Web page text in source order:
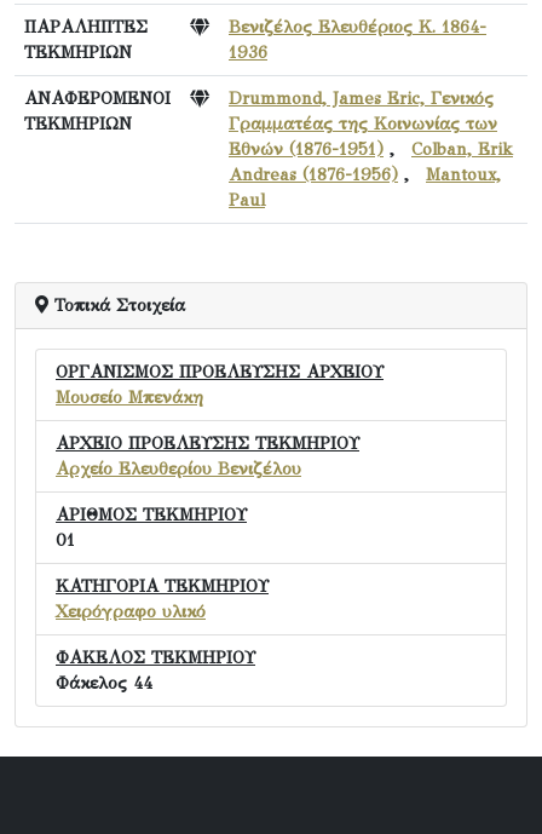
ΠΑΡΑΛΗΠΤΕΣ
ΤΕΚΜΗΡΙΩΝ
Βενιζέλος Ελευθέριος Κ. 1864-
1936
ΑΝΑΦΕΡΟΜΕΝΟΙ
ΤΕΚΜΗΡΙΩΝ
Drummond, James Eric, Γενικός
Γραμματέας της Κοινωνίας των
Εθνών (1876-1951) , Colban, Erik
Andreas (1876-1956) , Mantoux,
Paul
Τοπικά Στοιχεία
ΟΡΓΑΝΙΣΜΟΣ ΠΡΟΕΛΕΥΣΗΣ ΑΡΧΕΙΟΥ
Μουσείο Μπενάκη
ΑΡΧΕΙΟ ΠΡΟΕΛΕΥΣΗΣ ΤΕΚΜΗΡΙΟΥ
Αρχείο Ελευθερίου Βενιζέλου
ΑΡΙΘΜΟΣ ΤΕΚΜΗΡΙΟΥ
01
ΚΑΤΗΓΟΡΙΑ ΤΕΚΜΗΡΙΟΥ
Χειρόγραφο υλικό
ΦΑΚΕΛΟΣ ΤΕΚΜΗΡΙΟΥ
Φάκελος 44